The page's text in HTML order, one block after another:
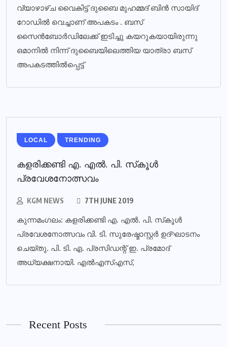
വ്യാഴാഴ്ച വൈകിട്ട് ദുബൈ മുഹമ്മദ് ബിൻ സായിദ്
റോഡിൽ വെച്ചാണ് അപകടം . ബസ്
സൈൻബോർഡിലേക്ക് ഇടിച്ചു കയറുകയായിരുന്നു
ഒമാനിൽ നിന്ന് ദുബൈയിലെത്തിയ യാത്രാ ബസ്
അപകടത്തിൽപ്പെട്ട്
LOCAL TRENDING
കളരിക്കണ്ടി എ. എല്‍. പി. സ്‌കൂള്‍
പ്രവേശനോത്സവം
KGM NEWS 7TH JUNE 2019
കുന്നമംഗലം: കളരിക്കണ്ടി എ. എല്‍. പി. സ്‌കൂള്‍
പ്രവേശനോത്സവം വി. ടി. സുരേഷ്മാസ്റ്റര്‍ ഉദ്ഘാടനം
ചെയ്തു. പി. ടി. എ. പ്രസിഡന്റ് ഇ. പ്രമോദ്
അധ്യക്ഷനായി. എല്‍എസ്എസ്,
Recent Posts